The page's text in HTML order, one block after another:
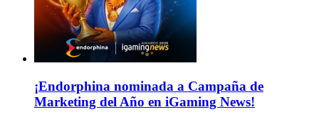
¡Endorphina nominada a Campaña de
Marketing del Año en iGaming News!